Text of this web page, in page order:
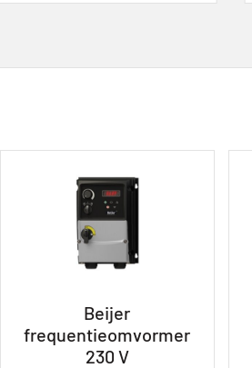
Beijer
frequentieomvormer
230 V